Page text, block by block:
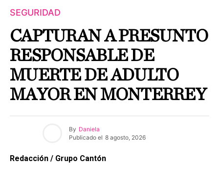
SEGURIDAD
CAPTURAN A PRESUNTO
RESPONSABLE DE
MUERTE DE ADULTO
MAYOR EN MONTERREY
By Daniela
Publicado el 8 agosto, 2026
Redacción / Grupo Cantón